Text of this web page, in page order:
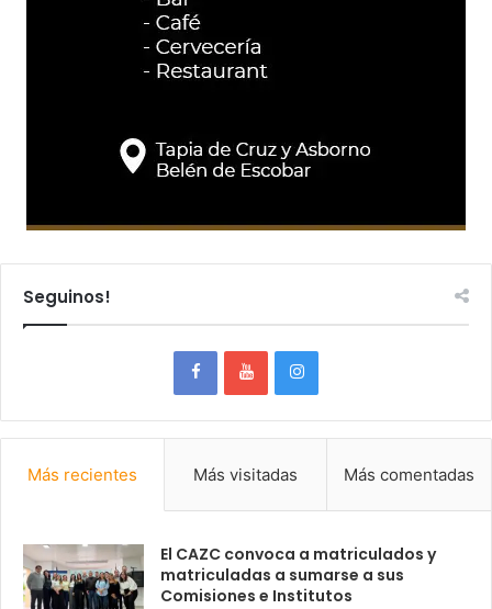
Seguinos!
Más recientes Más visitadas Más comentadas
El CAZC convoca a matriculados y
matriculadas a sumarse a sus
Comisiones e Institutos